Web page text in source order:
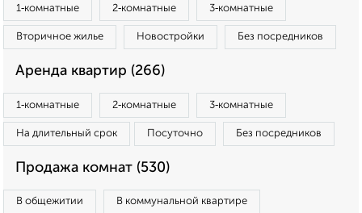
1‑комнатные 2‑комнатные 3‑комнатные
Вторичное жилье Новостройки Без посредников
Аренда квартир (266)
1‑комнатные 2‑комнатные 3‑комнатные
На длительный срок Посуточно Без посредников
Продажа комнат (530)
В общежитии В коммунальной квартире